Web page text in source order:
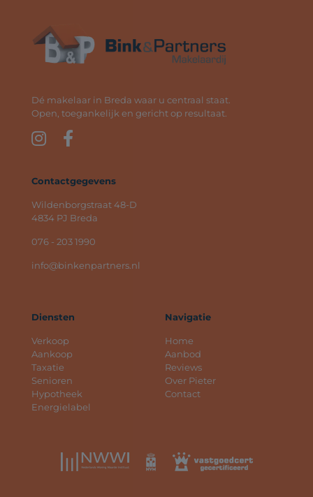
Dé makelaar in Breda waar u centraal staat.
Open, toegankelijk en gericht op resultaat.
Contactgegevens
Wildenborgstraat 48-D
4834 PJ Breda
076 - 203 1990
info@binkenpartners.nl
Diensten
Verkoop
Aankoop
Taxatie
Senioren
Hypotheek
Energielabel
Navigatie
Home
Aanbod
Reviews
Over Pieter
Contact